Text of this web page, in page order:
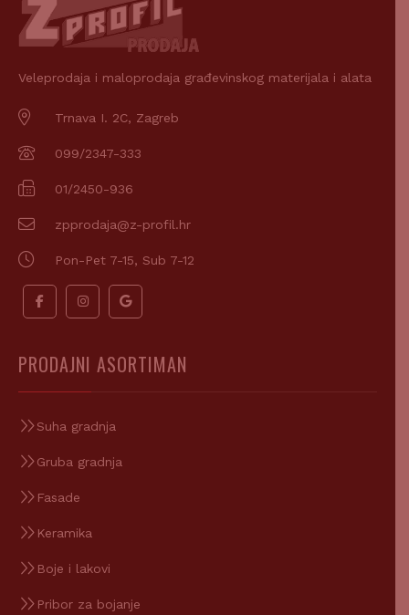
Veleprodaja i maloprodaja građevinskog materijala i alata
Trnava I. 2C, Zagreb
099/2347-333
01/2450-936
zpprodaja@z-profil.hr
Pon-Pet 7-15, Sub 7-12
PRODAJNI ASORTIMAN
Suha gradnja
Gruba gradnja
Fasade
Keramika
Boje i lakovi
Pribor za bojanje